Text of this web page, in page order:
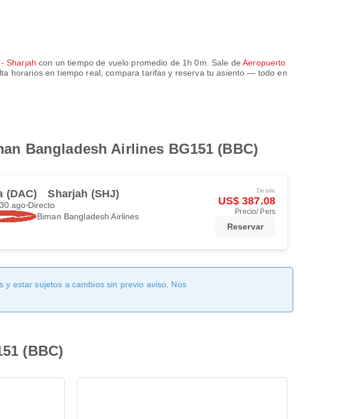
Sharjah con un tiempo de vuelo promedio de 1h 0m . Sale deAeropuerto
horarios en tiempo real, compara tarifas y reserva tu asiento — todo en
Bangladesh Airlines BG151 (BBC)
(DAC) Sharjah (SHJ)
ago Directo
Biman Bangladesh Airlines
Desde
US$ 387.08
Precio/ Pers
Reservar
y estar sujetos a cambios sin previo aviso. Nos
(BBC)